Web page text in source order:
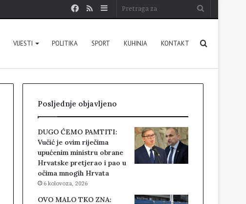
Sidebar
RSS
Facebook
VIJESTI POLITIKA SPORT KUHINJA KONTAKT Pretraga
Posljednje objavljeno
DUGO ĆEMO PAMTITI:
Vučić je ovim riječima
upućenim ministru obrane
Hrvatske pretjerao i pao u
očima mnogih Hrvata
6 kolovoza, 2026
OVO MALO TKO ZNA: